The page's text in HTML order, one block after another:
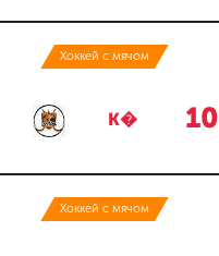
Хоккей с мячом
К� 10
Хоккей с мячом